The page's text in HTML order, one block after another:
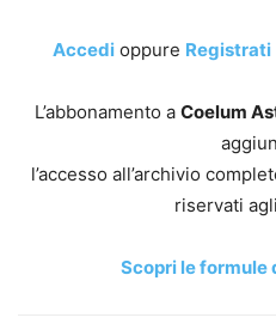
Accedioppure Registrati
L’abbonamento a Coelum
l’accesso all’archivio
riservati
Scopri le formule